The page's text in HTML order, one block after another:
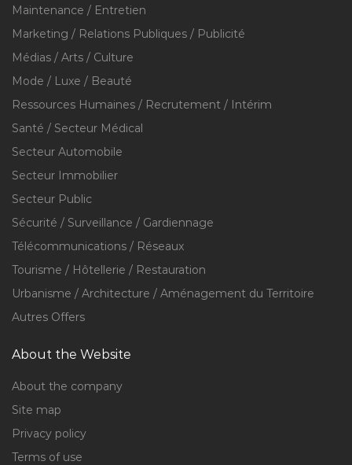
Maintenance / Entretien
Marketing / Relations Publiques / Publicité
Médias / Arts / Culture
Mode / Luxe / Beauté
Ressources Humaines / Recrutement / Intérim
Santé / Secteur Médical
Secteur Automobile
Secteur Immobilier
Secteur Public
Sécurité / Surveillance / Gardiennage
Télécommunications / Réseaux
Tourisme / Hôtellerie / Restauration
Urbanisme / Architecture / Aménagement du Territoire
Autres Offers
About the Website
About the company
Site map
Privacy policy
Terms of use